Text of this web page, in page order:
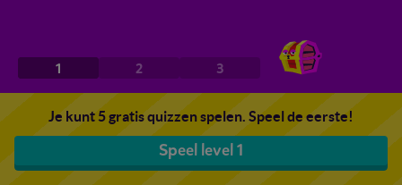
1 2 3
Je kunt 5 gratis quizzen spelen. Speel de eerste!
Speel level 1